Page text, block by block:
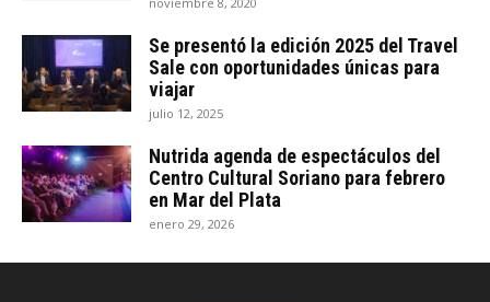
Se presentó la edición 2025 del Travel
Sale con oportunidades únicas para
viajar
julio 12, 2025
Nutrida agenda de espectáculos del
Centro Cultural Soriano para febrero
en Mar del Plata
enero 29, 2026